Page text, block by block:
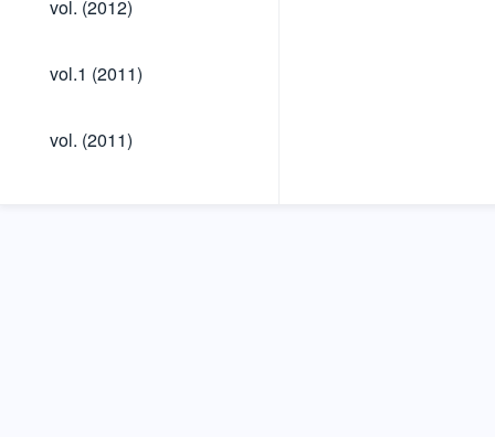
(2012)
vol. (2012)
vol.1
(2011)
vol.1 (2011)
vol.
(2011)
vol. (2011)